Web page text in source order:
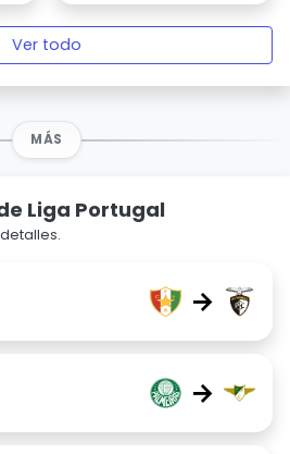
Ver todo
MÁS
Liga Portugal
→
→